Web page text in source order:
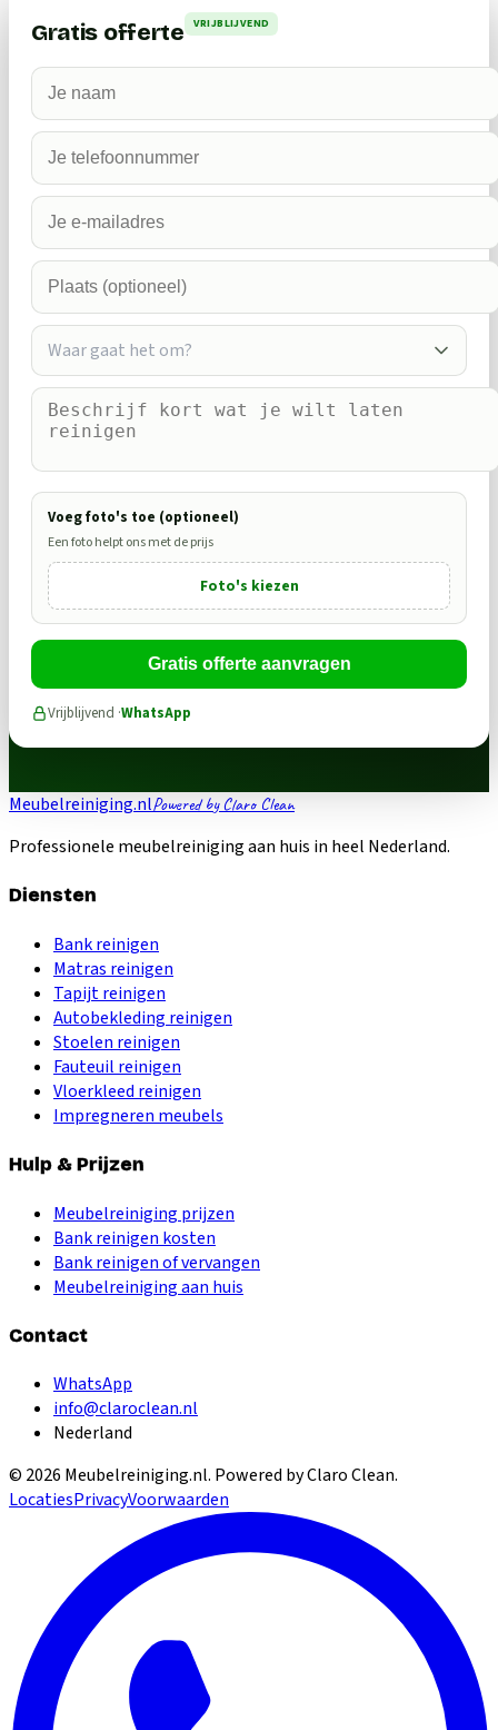
Gratis offerte VRIJBLIJVEND
Waar gaat het om?
Voeg foto's toe (optioneel)
Een foto helpt ons met de prijs
Foto's kiezen
Gratis offerte aanvragen
Vrijblijvend ·WhatsApp
Meubelreiniging.nlPowered by Claro Clean
Professionele meubelreiniging aan huis in heel Nederland.
Diensten
Bank reinigen
Matras reinigen
Tapijt reinigen
Autobekleding reinigen
Stoelen reinigen
Fauteuil reinigen
Vloerkleed reinigen
Impregneren meubels
Hulp & Prijzen
Meubelreiniging prijzen
Bank reinigen kosten
Bank reinigen of vervangen
Meubelreiniging aan huis
Contact
WhatsApp
info@claroclean.nl
Nederland
© 2026 Meubelreiniging.nl. Powered by Claro Clean.
LocatiesPrivacyVoorwaarden